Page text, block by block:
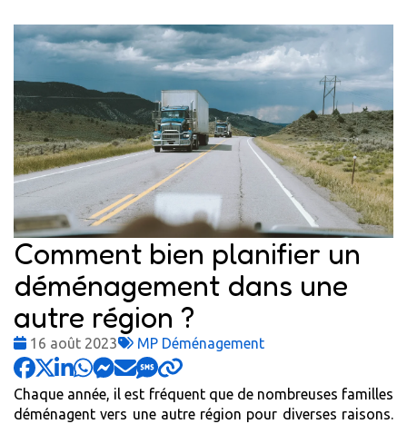
Comment bien planifier un
déménagement dans une
autre région ?
Date
:
16 août 2023
Tags
:
MP Déménagement
Chaque année, il est fréquent que de nombreuses familles
déménagent vers une autre région pour diverses raisons.